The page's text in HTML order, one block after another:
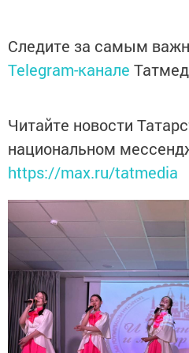
Следите за самым
Telegram-канале
Читайте новости
национальном
https://max.ru/tatmedia